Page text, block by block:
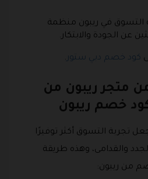
التسوق في ريبون منظمة
عن الجودة والابتكار.
كود خصم دبي ستور.
متجر ريبون من
خصم ريبون
تجربة التسوق أكثر توفيرًا
والقدامى، وهذه طريقة
من ريبون: